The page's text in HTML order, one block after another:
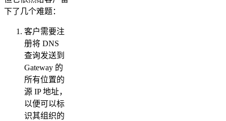
下了几个难题：
客户需要注
册将 DNS
查询发送到
Gateway 的
所有位置的
源 IP 地址，
以便可以标
识其组织的